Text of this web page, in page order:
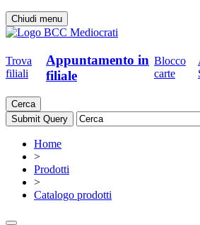
Chiudi menu
Trova
filiali
Appuntamento in
filiale
Blocco
carte
Cerca
Home
>
Prodotti
>
Catalogo prodotti